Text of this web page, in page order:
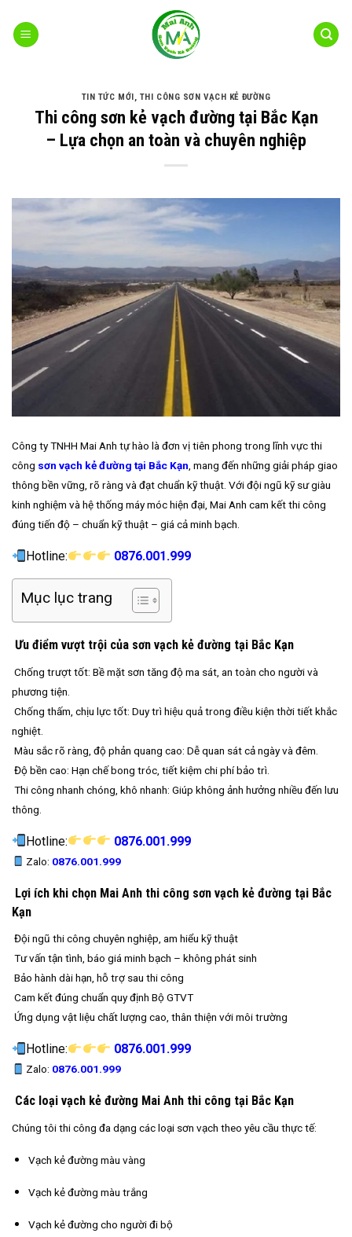
qua
TIN TỨC MỚI, THI CÔNG SƠN VẠCH KẺ ĐƯỜNG
Thi công sơn kẻ vạch đường tại Bắc Kạn
– Lựa chọn an toàn và chuyên nghiệp
Công ty TNHH Mai Anh tự hào là đơn vị tiên phong trong lĩnh vực thi
công sơn vạch kẻ đường tại Bắc Kạn, mang đến những giải pháp giao
thông bền vững, rõ ràng và đạt chuẩn kỹ thuật. Với đội ngũ kỹ sư giàu
kinh nghiệm và hệ thống máy móc hiện đại, Mai Anh cam kết thi công
đúng tiến độ – chuẩn kỹ thuật – giá cả minh bạch.
Hotline: 0876.001.999
Mục lục trang
Ưu điểm vượt trội của sơn vạch kẻ đường tại Bắc Kạn
Chống trượt tốt: Bề mặt sơn tăng độ ma sát, an toàn cho người và
phương tiện.
Chống thấm, chịu lực tốt: Duy trì hiệu quả trong điều kiện thời tiết khắc
nghiệt.
Màu sắc rõ ràng, độ phản quang cao: Dễ quan sát cả ngày và đêm.
Độ bền cao: Hạn chế bong tróc, tiết kiệm chi phí bảo trì.
Thi công nhanh chóng, khô nhanh: Giúp không ảnh hưởng nhiều đến lưu
thông.
Hotline: 0876.001.999
Zalo: 0876.001.999
Lợi ích khi chọn Mai Anh thi công sơn vạch kẻ đường tại Bắc
Kạn
Đội ngũ thi công chuyên nghiệp, am hiểu kỹ thuật
Tư vấn tận tình, báo giá minh bạch – không phát sinh
Bảo hành dài hạn, hỗ trợ sau thi công
Cam kết đúng chuẩn quy định Bộ GTVT
Ứng dụng vật liệu chất lượng cao, thân thiện với môi trường
Hotline: 0876.001.999
Zalo: 0876.001.999
Các loại vạch kẻ đường Mai Anh thi công tại Bắc Kạn
Chúng tôi thi công đa dạng các loại sơn vạch theo yêu cầu thực tế:
Vạch kẻ đường màu vàng
Vạch kẻ đường màu trắng
Vạch kẻ đường cho người đi bộ